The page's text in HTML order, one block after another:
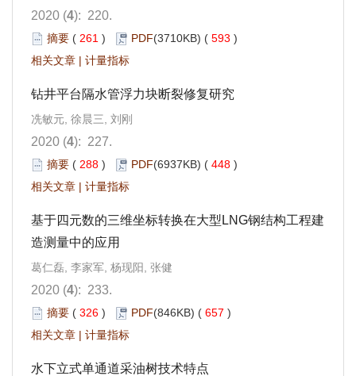
2020 (4): 220.
摘要 ( 261 ) PDF(3710KB) ( 593 )
相关文章 | 计量指标
钻井平台隔水管浮力块断裂修复研究
冼敏元, 徐晨三, 刘刚
2020 (4): 227.
摘要 ( 288 ) PDF(6937KB) ( 448 )
相关文章 | 计量指标
基于四元数的三维坐标转换在大型LNG钢结构工程建
造测量中的应用
葛仁磊, 李家军, 杨现阳, 张健
2020 (4): 233.
摘要 ( 326 ) PDF(846KB) ( 657 )
相关文章 | 计量指标
水下立式单通道采油树技术特点